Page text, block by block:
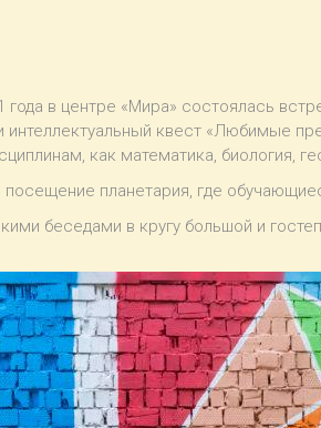
года в центре «Мира» состоялась
квест «Любимые
как математика, биология,
планетария, где
беседами в кругу большой и